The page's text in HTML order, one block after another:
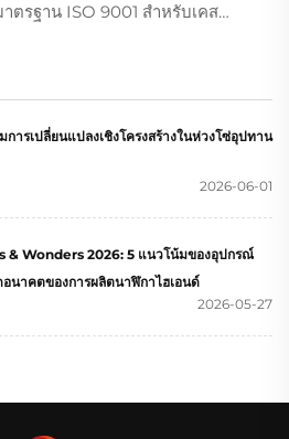
ตรฐาน ISO 9001 สำหรับเคส
ารเปลี่ยนแปลงเชิงโครงสร้างในห่วงโซ่อุปทาน
2026-06-01
& Wonders 2026: 5 แนวโน้มของอุปกรณ์
นาคตของการผลิตนาฬิกาไฮเอนด์
2026-05-27